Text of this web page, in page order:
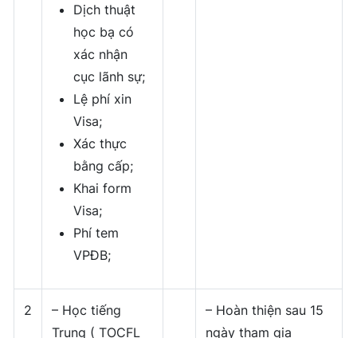
Dịch thuật
học bạ có
xác nhận
cục lãnh sự;
Lệ phí xin
Visa;
Xác thực
bằng cấp;
Khai form
Visa;
Phí tem
VPĐB;
2
– Học tiếng
Trung ( TOCFL
– Hoàn thiện sau 15
ngày tham gia